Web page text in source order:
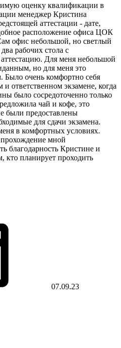
оценку квалификации в
менеджер Кристина
аттестации - дате,
расположение офиса ЦОК
офис небольшой, но светлый
рабочих стола с
Для меня небольшой
но для меня это
Было очень комфортно себя
ответственном экзамене, когда
было сосредоточенно только
чай и кофе, это
были предоставлены
для сдачи экзамена.
в комфортных условиях.
прохождение мной
благодарность Кристине и
планирует проходить
07.09.23